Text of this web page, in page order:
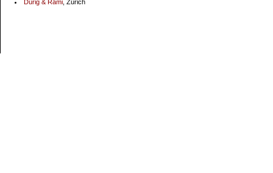
Dürig & Rämi , Zürich